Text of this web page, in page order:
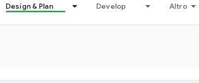
Design & Plan Develop Altro